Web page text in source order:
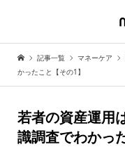
記事一覧 マネーケア
かったこと【その1】
若者の資産運用
識調査でわかっ